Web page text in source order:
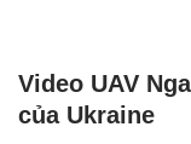
Video UAV
của Ukraine